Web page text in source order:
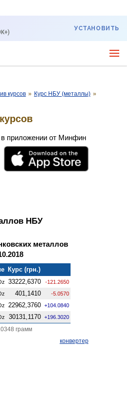
УСТАНОВИТЬ
курсов » Курс НБУ (металлы) »
приложении от Минфин
НБУ
металлов
Курс (грн.)
33222,6370 -121.2650
401,1410 -5.0570
22962,3760 +104.0840
30131,1170 +196.3020
грамм
конвертер